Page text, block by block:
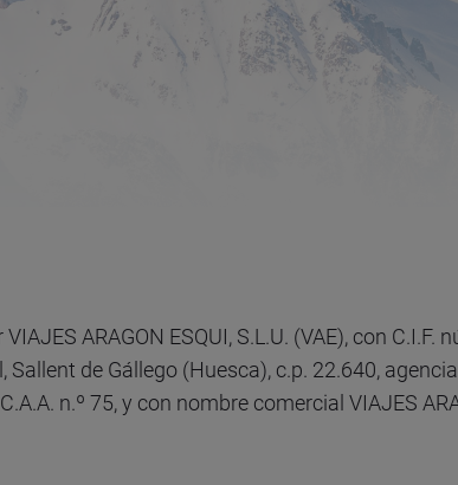
ARAGON ESQUI, S.L.U. (VAE), con C.I.F.
de Gállego (Huesca), c.p. 22.640,
n.º 75, y con nombre comercial VIAJES